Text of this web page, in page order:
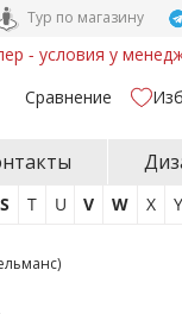
Тур по магазину
- условия у
Сравнение
S T U V W X Y